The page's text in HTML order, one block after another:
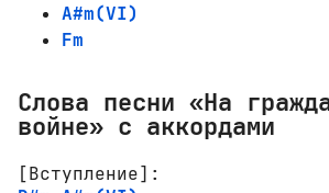
A#m(VI)
Fm
Слова песни «На
войне» с аккордами
[Вступление]: